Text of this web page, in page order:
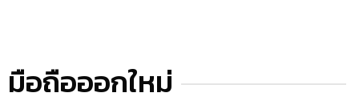
มือถือออกใหม่